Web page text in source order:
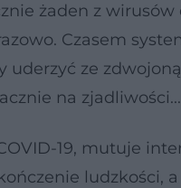
żaden z
Czasem
ze zdwojoną
na zjadliwości...
19, mutuje
ludzkości,